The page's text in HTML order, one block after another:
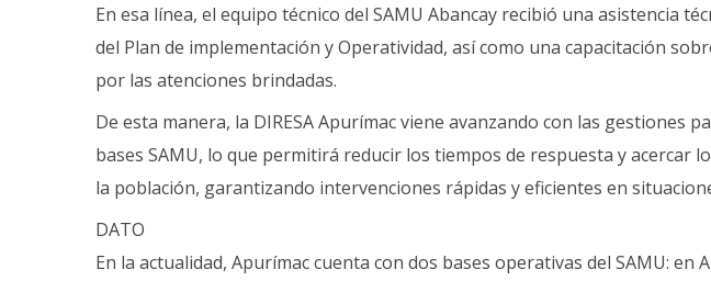
En esa línea, el equipo técnico del SAMU Abancay recibió una asistencia
del Plan de implementación y Operatividad, así como una capacitación
por las atenciones brindadas.
De esta manera, la DIRESA Apurímac viene avanzando con las gestiones
bases SAMU, lo que permitirá reducir los tiempos de respuesta y acercar
la población, garantizando intervenciones rápidas y eficientes en
DATO
En la actualidad, Apurímac cuenta con dos bases operativas del SAMU: en